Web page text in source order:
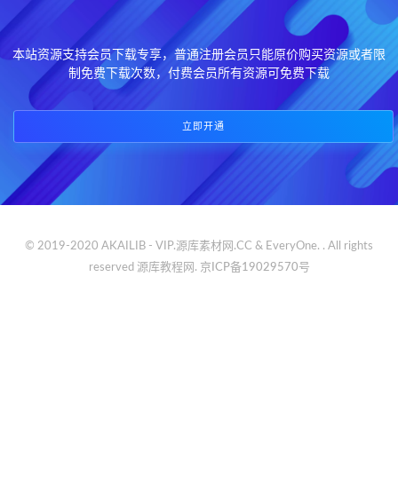
本站资源支持会员下载专享，普通注册会员只能原价购买资源或者限
制免费下载次数，付费会员所有资源可免费下载
立即开通
© 2019-2020 AKAILIB - VIP.源库素材网.CC & EveryOne. . All rights
reserved 源库教程网. 京ICP备19029570号